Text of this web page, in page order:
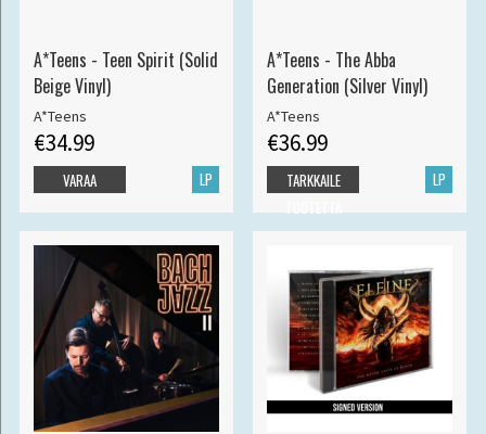
A*Teens - Teen Spirit (Solid
Beige Vinyl)
A*Teens
€34.99
LP
VARAA
A*Teens - The Abba
Generation (Silver Vinyl)
A*Teens
€36.99
LP
TARKKAILE